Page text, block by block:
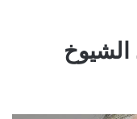
الشيوخ